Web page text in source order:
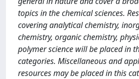
topics in the chemical sciences.
covering analytical chemistry,
chemistry, organic chemistry,
polymer science will be placed in
categories. Miscellaneous and
resources may be placed in this